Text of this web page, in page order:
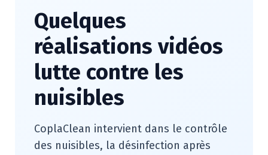
Quelques
réalisations vidéos
lutte contre les
nuisibles
CoplaClean intervient dans le contrôle
des nuisibles, la désinfection après